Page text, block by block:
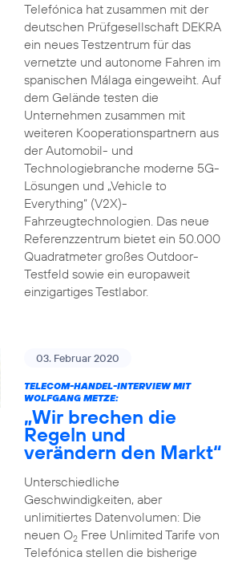
Telefónica hat zusammen mit der
deutschen Prüfgesellschaft DEKRA
ein neues Testzentrum für das
vernetzte und autonome Fahren im
spanischen Málaga eingeweiht. Auf
dem Gelände testen die
Unternehmen zusammen mit
weiteren Kooperationspartnern aus
der Automobil- und
Technologiebranche moderne 5G-
Lösungen und „Vehicle to
Everything“ (V2X)-
Fahrzeugtechnologien. Das neue
Referenzzentrum bietet ein 50.000
Quadratmeter großes Outdoor-
Testfeld sowie ein europaweit
einzigartiges Testlabor.
03. Februar 2020
TELECOM-HANDEL-INTERVIEW MIT
WOLFGANG METZE:
„Wir brechen die
Regeln und
verändern den Markt“
Unterschiedliche
Geschwindigkeiten, aber
unlimitiertes Datenvolumen: Die
neuen O2Free Unlimited Tarife von
Telefónica stellen die bisherige